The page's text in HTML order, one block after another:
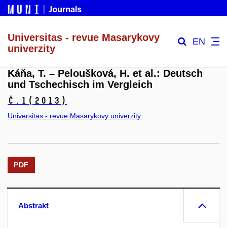
Universitas - revue Masarykovy
univerzity
EN
Káňa, T. – Peloušková, H. et al.: Deutsch
und Tschechisch im Vergleich
č.1 (2013)
Universitas - revue Masarykovy univerzity
PDF
Abstrakt